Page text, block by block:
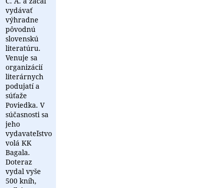
vydávať
výhradne
pôvodnú
slovenskú
literatúru.
Venuje sa
organizácií
literárnych
podujatí a
súťaže
Poviedka. V
súčasnosti sa
jeho
vydavateľstvo
volá KK
Bagala.
Doteraz
vydal vyše
500 kníh,